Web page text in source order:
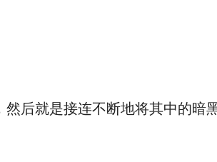
就是接连不断地将其中的暗